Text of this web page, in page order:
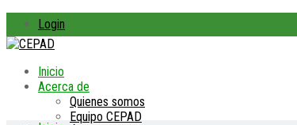
Login
Inicio
Acerca de
Quienes somos
Equipo CEPAD